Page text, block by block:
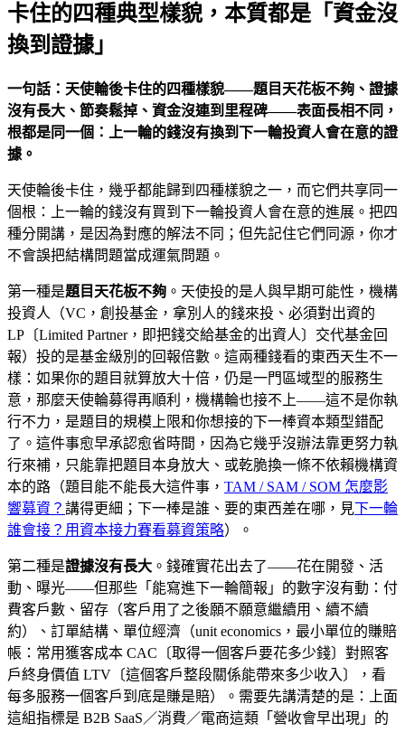
卡住的四種典型樣貌，本質都是「資金沒
換到證據」
一句話：天使輪後卡住的四種樣貌——題目天花板不夠、證據
沒有長大、節奏鬆掉、資金沒連到里程碑——表面長相不同，
根都是同一個：上一輪的錢沒有換到下一輪投資人會在意的證
據。
天使輪後卡住，幾乎都能歸到四種樣貌之一，而它們共享同一
個根：上一輪的錢沒有買到下一輪投資人會在意的進展。把四
種分開講，是因為對應的解法不同；但先記住它們同源，你才
不會誤把結構問題當成運氣問題。
第一種是題目天花板不夠 。天使投的是人與早期可能性，機構
投資人（VC，創投基金，拿別人的錢來投、必須對出資的
LP〔Limited Partner，即把錢交給基金的出資人〕交代基金回
報）投的是基金級別的回報倍數。這兩種錢看的東西天生不一
樣：如果你的題目就算放大十倍，仍是一門區域型的服務生
意，那麼天使輪募得再順利，機構輪也接不上——這不是你執
行不力，是題目的規模上限和你想接的下一棒資本類型錯配
了。這件事愈早承認愈省時間，因為它幾乎沒辦法靠更努力執
行來補，只能靠把題目本身放大、或乾脆換一條不依賴機構資
本的路（題目能不能長大這件事， TAM / SAM / SOM 怎麼影
響募資？ 講得更細；下一棒是誰、要的東西差在哪，見下一輪
誰會接？用資本接力賽看募資策略）。
第二種是證據沒有長大 。錢確實花出去了——花在開發、活
動、曝光——但那些「能寫進下一輪簡報」的數字沒有動：付
費客戶數、留存（客戶用了之後願不願意繼續用、續不續
約）、訂單結構、單位經濟（unit economics，最小單位的賺賠
帳：常用獲客成本 CAC〔取得一個客戶要花多少錢〕對照客
戶終身價值 LTV〔這個客戶整段關係能帶來多少收入〕，看
每多服務一個客戶到底是賺是賠）。需要先講清楚的是：上面
這組指標是 B2B SaaS／消費／電商這類「營收會早出現」的